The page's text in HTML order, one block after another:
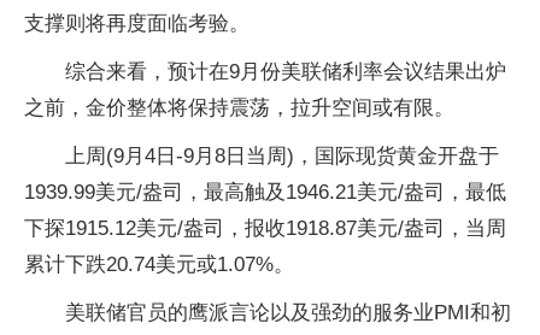
支撑则将再度面临考验。
综合来看，预计在9月份美联储利率会议结果出炉
之前，金价整体将保持震荡，拉升空间或有限。
上周(9月4日-9月8日当周)，国际现货黄金开盘于
1939.99美元/盎司，最高触及1946.21美元/盎司，最低
下探1915.12美元/盎司，报收1918.87美元/盎司，当周
累计下跌20.74美元或1.07%。
美联储官员的鹰派言论以及强劲的服务业PMI和初